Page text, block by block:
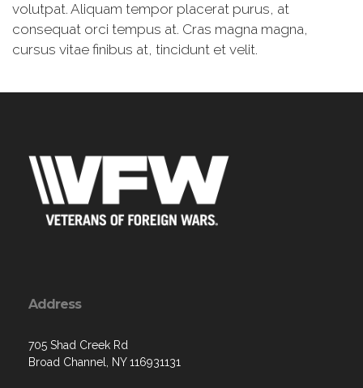
volutpat. Aliquam tempor placerat purus, at
consequat orci tempus at. Cras magna magna,
cursus vitae finibus at, tincidunt et velit.
Address
705 Shad Creek Rd
Broad Channel, NY 116931131